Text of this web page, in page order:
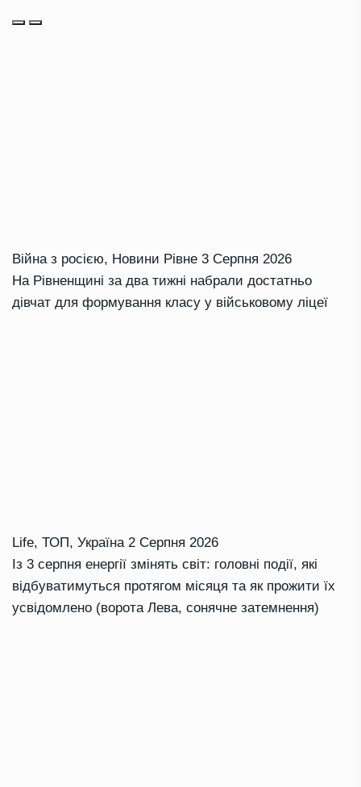
Війна з росією, Новини Рівне 3 Серпня 2026
На Рівненщині за два тижні набрали достатньо
дівчат для формування класу у військовому ліцеї
Life, ТОП, Україна 2 Серпня 2026
Із 3 серпня енергії змінять світ: головні події, які
відбуватимуться протягом місяця та як прожити їх
усвідомлено (ворота Лева, сонячне затемнення)